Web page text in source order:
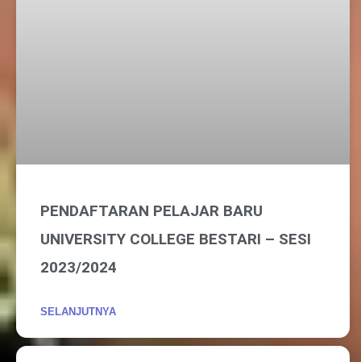
PENDAFTARAN PELAJAR BARU
UNIVERSITY COLLEGE BESTARI – SESI
2023/2024
SELANJUTNYA